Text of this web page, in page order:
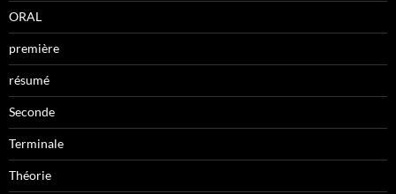
ORAL
première
résumé
Seconde
Terminale
Théorie